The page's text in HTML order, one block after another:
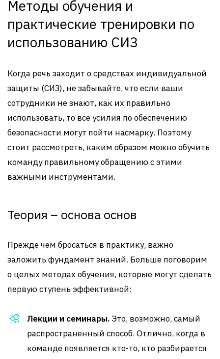
Методы обучения и
практические тренировки по
использованию СИЗ
Когда речь заходит о средствах индивидуальной
защиты (СИЗ), не забывайте, что если ваши
сотрудники не знают, как их правильно
использовать, то все усилия по обеспечению
безопасности могут пойти насмарку. Поэтому
стоит рассмотреть, каким образом можно обучить
команду правильному обращению с этими
важными инструментами.
Теория – основа основ
Прежде чем бросаться в практику, важно
заложить фундамент знаний. Больше поговорим
о целых методах обучения, которые могут сделать
первую ступень эффективной:
Лекции и семинары. Это, возможно, самый
распространенный способ. Отлично, когда в
команде появляется кто-то, кто разбирается